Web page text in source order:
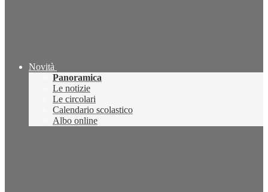
Novità
Panoramica
Le notizie
Le circolari
Calendario scolastico
Albo online